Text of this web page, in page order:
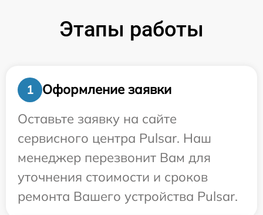
Этапы работы
1
Оформление заявки
Оставьте заявку на сайте
сервисного центра Pulsar. Наш
менеджер перезвонит Вам для
уточнения стоимости и сроков
ремонта Вашего устройства Pulsar.